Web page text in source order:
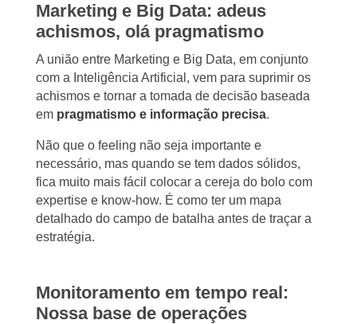
Marketing e Big Data: adeus
achismos, olá pragmatismo
A união entre Marketing e Big Data, em conjunto
com a Inteligência Artificial, vem para suprimir os
achismos e tornar a tomada de decisão baseada
em pragmatismo e informação precisa.
Não que o feeling não seja importante e
necessário, mas quando se tem dados sólidos,
fica muito mais fácil colocar a cereja do bolo com
expertise e know-how. É como ter um mapa
detalhado do campo de batalha antes de traçar a
estratégia.
Monitoramento em tempo real:
Nossa base de operações